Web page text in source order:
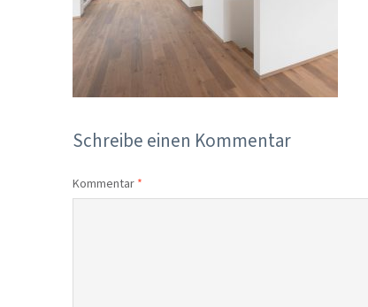
Schreibe einen Kommentar
Kommentar *